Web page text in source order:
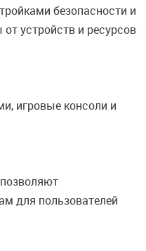
безопасности и
устройств и ресурсов
игровые консоли и
для пользователей